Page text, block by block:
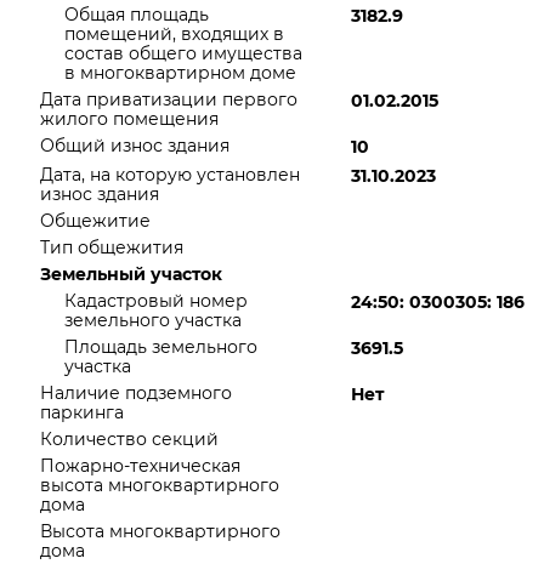
Общая площадь
помещений, входящих в
состав общего имущества
в многоквартирном доме
3182.9
Дата приватизации первого
жилого помещения
01.02.2015
Общий износ здания
10
Дата, на которую установлен
износ здания
31.10.2023
Общежитие
Тип общежития
Земельный участок
Кадастровый номер
земельного участка
24:50: 0300305: 186
Площадь земельного
участка
3691.5
Наличие подземного
паркинга
Нет
Количество секций
Пожарно-техническая
высота многоквартирного
дома
Высота многоквартирного
дома